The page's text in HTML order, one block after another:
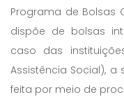
Programa de Bolsas
dispõe de bolsas
caso das
Assistência Social),
feita por meio de